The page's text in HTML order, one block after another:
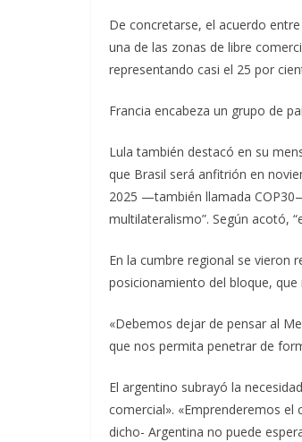
De concretarse, el acuerdo
una de las zonas de libre
representando casi el 25 por
Francia encabeza un grupo de
Lula también destacó en su
que Brasil será anfitrión en
2025 —también llamada
multilateralismo”. Según acotó,
En la cumbre regional se vieron
posicionamiento del bloque,
«Debemos dejar de pensar al
que nos permita penetrar de
El argentino subrayó la
comercial». «Emprenderemos
dicho- Argentina no puede